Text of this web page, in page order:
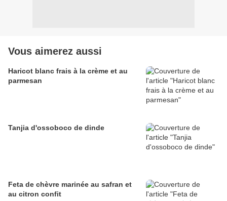
Vous aimerez aussi
Haricot blanc frais à la crème et au
parmesan
Tanjia d'ossoboco de dinde
Feta de chèvre marinée au safran et
au citron confit